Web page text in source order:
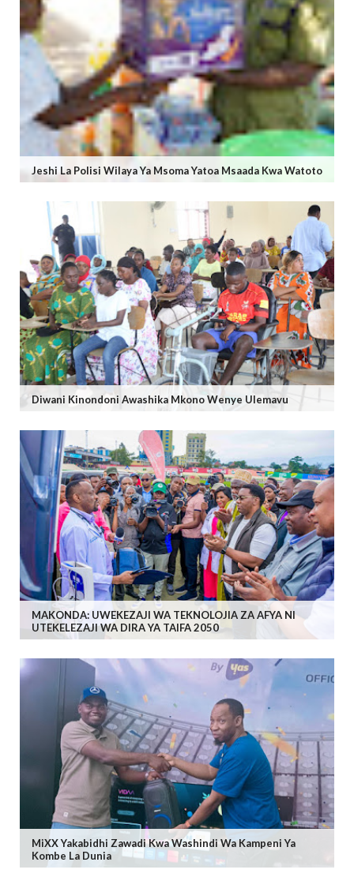
Jeshi La Polisi Wilaya Ya Msoma Yatoa Msaada Kwa Watoto
Diwani Kinondoni Awashika Mkono Wenye Ulemavu
MAKONDA: UWEKEZAJI WA TEKNOLOJIA ZA AFYA NI
UTEKELEZAJI WA DIRA YA TAIFA 2050
MiXX Yakabidhi Zawadi Kwa Washindi Wa Kampeni Ya
Kombe La Dunia